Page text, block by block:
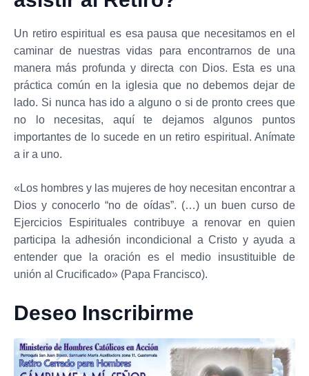
Un retiro espiritual es esa pausa que necesitamos en el
caminar de nuestras vidas para encontrarnos de una
manera más profunda y directa con Dios. Esta es una
práctica común en la iglesia que no debemos dejar de
lado. Si nunca has ido a alguno o si de pronto crees que
no lo necesitas, aquí te dejamos algunos puntos
importantes de lo sucede en un retiro espiritual. Anímate
a ir a uno.
«Los hombres y las mujeres de hoy necesitan encontrar a
Dios y conocerlo “no de oídas”. (…) un buen curso de
Ejercicios Espirituales contribuye a renovar en quien
participa la adhesión incondicional a Cristo y ayuda a
entender que la oración es el medio insustituible de
unión al Crucificado» (Papa Francisco).
Deseo Inscribirme